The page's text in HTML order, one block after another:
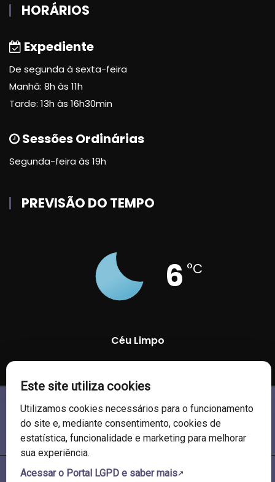
HORÁRIOS
Expediente
De segunda à sexta-feira
Manhã: 8h às 11h
Tarde: 13h às 16h30min
Sessões Ordinárias
Segunda-feira às 19h
PREVISÃO DO TEMPO
6 °C
Céu Limpo
95 % 1017 mb
Este site utiliza cookies
Utilizamos cookies necessários para o funcionamento
do site e, mediante consentimento, cookies de
estatística, funcionalidade e marketing para melhorar
sua experiência.
Acessar o Portal LGPD e saber mais